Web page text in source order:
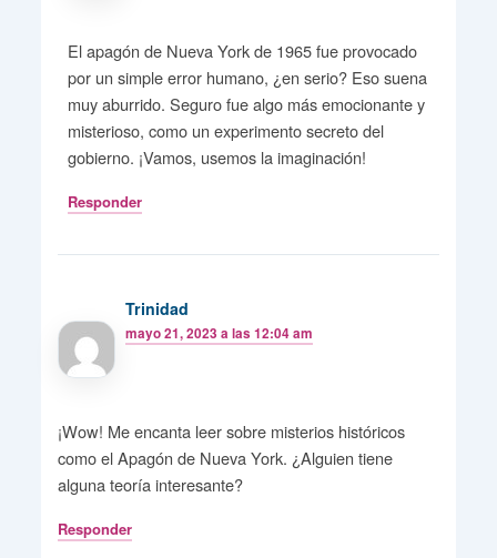
El apagón de Nueva York de 1965 fue provocado
por un simple error humano, ¿en serio? Eso suena
muy aburrido. Seguro fue algo más emocionante y
misterioso, como un experimento secreto del
gobierno. ¡Vamos, usemos la imaginación!
Responder
Trinidad
mayo 21, 2023 a las 12:04 am
¡Wow! Me encanta leer sobre misterios históricos
como el Apagón de Nueva York. ¿Alguien tiene
alguna teoría interesante?
Responder